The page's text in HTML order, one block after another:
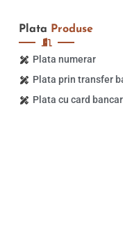
Plata Produse
Plata numerar
Plata prin transfer
Plata cu card bancar